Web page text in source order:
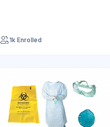
1k Enrolled